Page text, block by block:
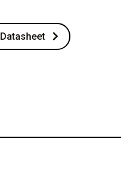
Datasheet